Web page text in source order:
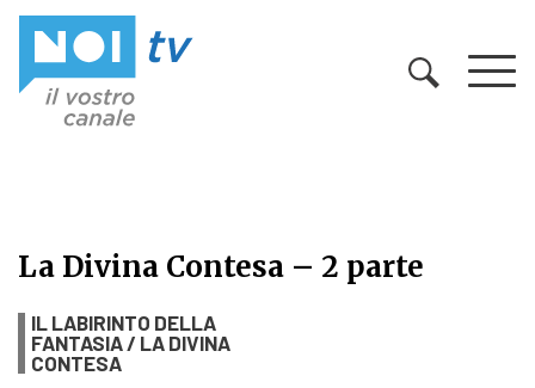
La Divina Contesa – 2 parte
La Divina Contesa – 2 parte
IL LABIRINTO DELLA
FANTASIA / LA DIVINA
CONTESA